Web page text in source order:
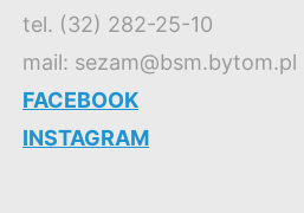
tel. (32) 282-25-10
mail: sezam@bsm.bytom.pl
FACEBOOK
INSTAGRAM